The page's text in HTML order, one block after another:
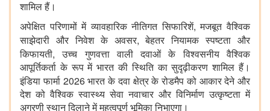
शामिल हैं।
अपेक्षित परिणामों में व्यावहारिक नीतिगत सिफारिशें,मजबूत वैश्विक
साझेदारी और निवेश के अवसर,बेहतर नियामक स्पष्टता और
किफायती,उच्च गुणवत्ता वाली दवाओं के विश्वसनीय वैश्विक
आपूर्तिकर्ता के रूप में भारत की स्थिति का सुदृढ़ीकरण शामिल हैं।
इंडिया फार्मा 2026भारत के दवा क्षेत्र के रोडमैप को आकार देने और
देश को वैश्विक स्वास्थ्य सेवा नवाचार और विनिर्माण उत्कृष्टता में
अग्रणी स्थान दिलाने में महत्वपूर्ण भूमिका निभाएगा।